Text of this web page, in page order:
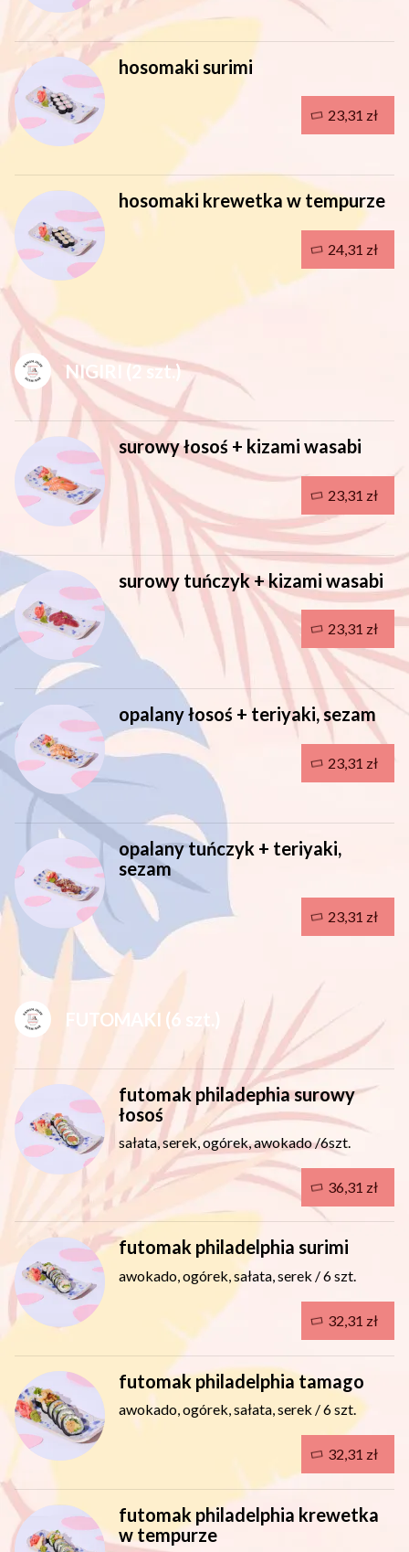
hosomaki surimi
hosomaki krewetka w tempurze
NIGIRI (2 szt.)
surowy łosoś + kizami wasabi
surowy tuńczyk + kizami wasabi
opalany łosoś + teriyaki, sezam
opalany tuńczyk + teriyaki,
sezam
FUTOMAKI (6 szt.)
futomak philadephia surowy
łosoś
sałata, serek, ogórek, awokado /6szt.
futomak philadelphia surimi
awokado, ogórek, sałata, serek / 6 szt.
futomak philadelphia tamago
awokado, ogórek, sałata, serek / 6 szt.
futomak philadelphia krewetka
w tempurze